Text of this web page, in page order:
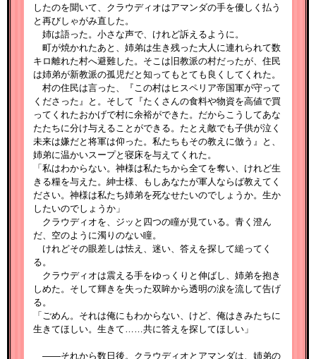
したのを聞いて、クラウディオはアマンダの手を優しく払う
と再びしゃがみ直した。
姉は語った。小さな声で、けれど訴えるように。
町が焼かれたあと、姉弟は生き残った大人に連れられて数
キロ離れた村へ避難した。そこは旧教派の村だったが、住民
は姉弟が新教派の孤児だと知ってもとても良くしてくれた。
村の住民は言った、『この村はヒスペリア帝国軍が守って
くださった』と。そして『たくさんの食料や物資を高値で買
ってくれたおかげで村に余裕ができた。だからこうしてあな
たたちに分け与えることができる。たとえ敵でも子供が泣く
未来は嫌だと将軍は仰った。私たちもその教えに倣う』と、
姉弟に温かいスープと寝床を与えてくれた。
「私はわからない。神様は私たちから全てを奪い、けれど生
きる糧を与えた。紳士様、もしあなたが軍人ならば教えてく
ださい。神様は私たち姉弟を死なせたいのでしょうか。生か
したいのでしょうか」
クラウディオを、ジッと四つの瞳が見ている。青く澄ん
だ、空のように濁りのない瞳。
けれどその眼差しは怯え、迷い、答えを探して縋ってく
る。
クラウディオは震える手をゆっくりと伸ばし、姉弟を抱き
しめた。そして輝きを失った双眸から透明の涙を流して告げ
る。
「ごめん。それは俺にもわからない、けど、俺はきみたちに
生きてほしい。生きて……共に答えを探してほしい」
――それから数日後。クラウディオとアマンダは、姉弟の